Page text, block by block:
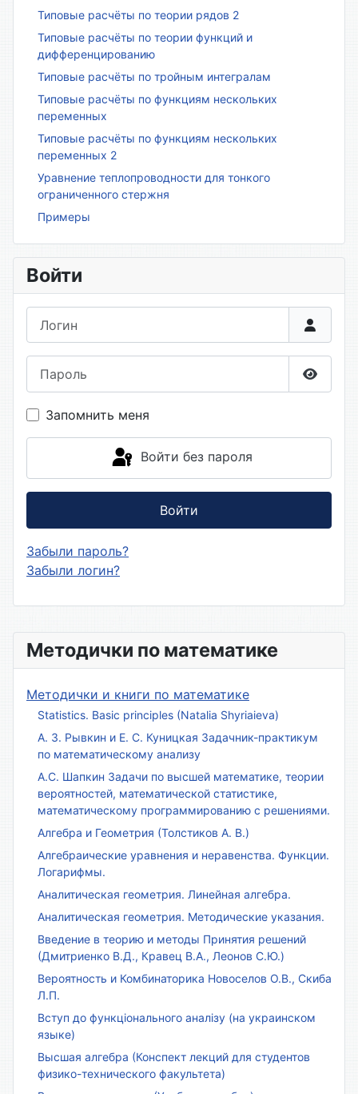
Методички по математике
Методички и книги по математике
Statistics. Basic principles (Natalia Shyriaieva)
А. З. Рывкин и Е. С. Куницкая Задачник-практикум
по математическому анализу
А.С. Шапкин Задачи по высшей математике, теории
вероятностей, математической статистике,
математическому программированию с решениями.
Алгебра и Геометрия (Толстиков А. В.)
Алгебраические уравнения и неравенства. Функции.
Логарифмы.
Аналитическая геометрия. Линейная алгебра.
Аналитическая геометрия. Методические указания.
Введение в теорию и методы Принятия решений
(Дмитриенко В.Д., Кравец В.А., Леонов С.Ю.)
Вероятность и Комбинаторика Новоселов О.В., Скиба
Л.П.
Вступ до функціонального аналізу (на украинском
языке)
Высшая алгебра (Конспект лекций для студентов
физико-технического факультета)
Типовые расчёты по теории рядов 2
Типовые расчёты по теории функций и
дифференцированию
Типовые расчёты по тройным интегралам
Типовые расчёты по функциям нескольких
переменных
Типовые расчёты по функциям нескольких
переменных 2
Уравнение теплопроводности для тонкого
ограниченного стержня
Примеры
Войти
Запомнить меня
Войти без пароля
Войти
Забыли пароль?
Забыли логин?